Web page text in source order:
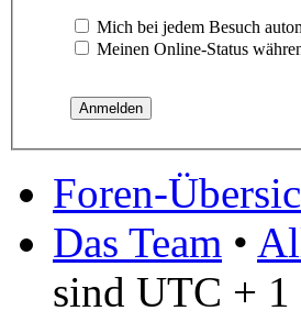
Mich bei jedem Besuch
Meinen Online-Status
Foren-
Das Team •
sind UTC + 1